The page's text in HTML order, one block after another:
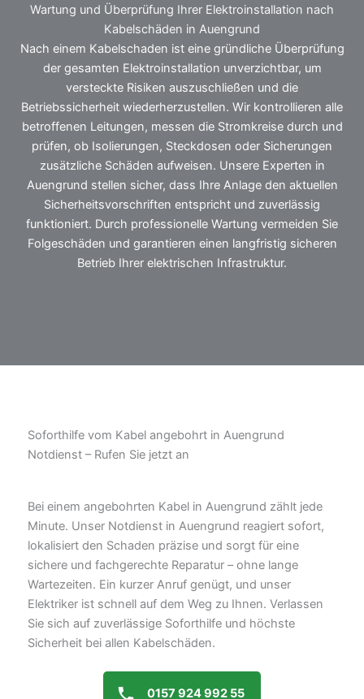
Wartung und Überprüfung Ihrer Elektroinstallation nach
Kabelschäden in Auengrund
Nach einem Kabelschaden ist eine gründliche Überprüfung
der gesamten Elektroinstallation unverzichtbar, um
versteckte Risiken auszuschließen und die
Betriebssicherheit wiederherzustellen. Wir kontrollieren alle
betroffenen Leitungen, messen die Stromkreise durch und
prüfen, ob Isolierungen, Steckdosen oder Sicherungen
zusätzliche Schäden aufweisen. Unsere Experten in
Auengrund stellen sicher, dass Ihre Anlage den aktuellen
Sicherheitsvorschriften entspricht und zuverlässig
funktioniert. Durch professionelle Wartung vermeiden Sie
Folgeschäden und garantieren einen langfristig sicheren
Betrieb Ihrer elektrischen Infrastruktur.
Soforthilfe vom Kabel angebohrt in Auengrund
Notdienst – Rufen Sie jetzt an
Bei einem angebohrten Kabel in Auengrund zählt jede
Minute. Unser Notdienst in Auengrund reagiert sofort,
lokalisiert den Schaden präzise und sorgt für eine
sichere und fachgerechte Reparatur – ohne lange
Wartezeiten. Ein kurzer Anruf genügt, und unser
Elektriker ist schnell auf dem Weg zu Ihnen. Verlassen
Sie sich auf zuverlässige Soforthilfe und höchste
Sicherheit bei allen Kabelschäden.
0157 924 992 55